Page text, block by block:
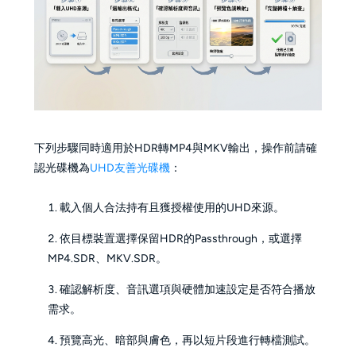
下列步驟同時適用於HDR轉MP4與MKV輸出，操作前請確
認光碟機為UHD友善光碟機：
載入個人合法持有且獲授權使用的UHD來源。
依目標裝置選擇保留HDR的Passthrough，或選擇
MP4.SDR、MKV.SDR。
確認解析度、音訊選項與硬體加速設定是否符合播放
需求。
預覽高光、暗部與膚色，再以短片段進行轉檔測試。